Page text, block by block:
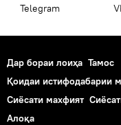
Telegram
Дар бораи лоиҳа Тамос
Қоидаи истифодабарии
Сиёсати махфият
Алоқа